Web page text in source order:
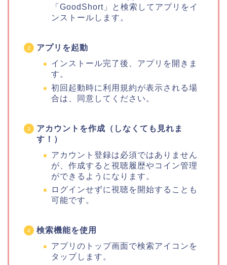
「GoodShort」と検索してアプリをイ
ンストールします。
アプリを起動
インストール完了後、アプリを開きま
す。
初回起動時に利用規約が表示される場
合は、同意してください。
アカウントを作成（しなくても見れま
す！）
アカウント登録は必須ではありません
が、作成すると視聴履歴やコイン管理
ができるようになります。
ログインせずに視聴を開始することも
可能です。
検索機能を使用
アプリのトップ画面で検索アイコンを
タップします。